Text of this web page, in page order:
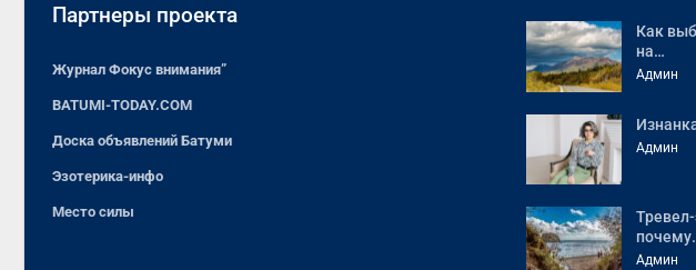
Партнеры проекта
Журнал Фокус внимания”
BATUMI-TODAY.COM
Доска объявлений Батуми
Эзотерика-инфо
Место силы
Как
на…
Админ
Админ
Админ